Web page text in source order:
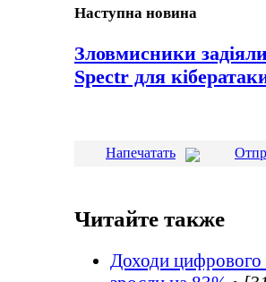
Наступна новина
Зловмисники
Spectr для
Напечатать
Читайте также
Доходи цифрового